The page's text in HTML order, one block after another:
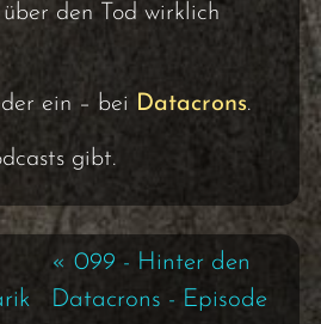
den Tod wirklich
ein – bei Datacrons.
gibt.
« 099 - Hinter den
Datacrons - Episode